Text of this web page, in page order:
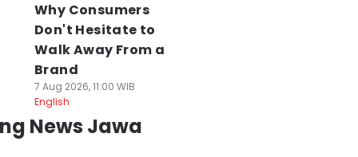
Why Consumers
Don't Hesitate to
Walk Away From a
Brand
7 Aug 2026, 11:00 WIB
English
News Jawa